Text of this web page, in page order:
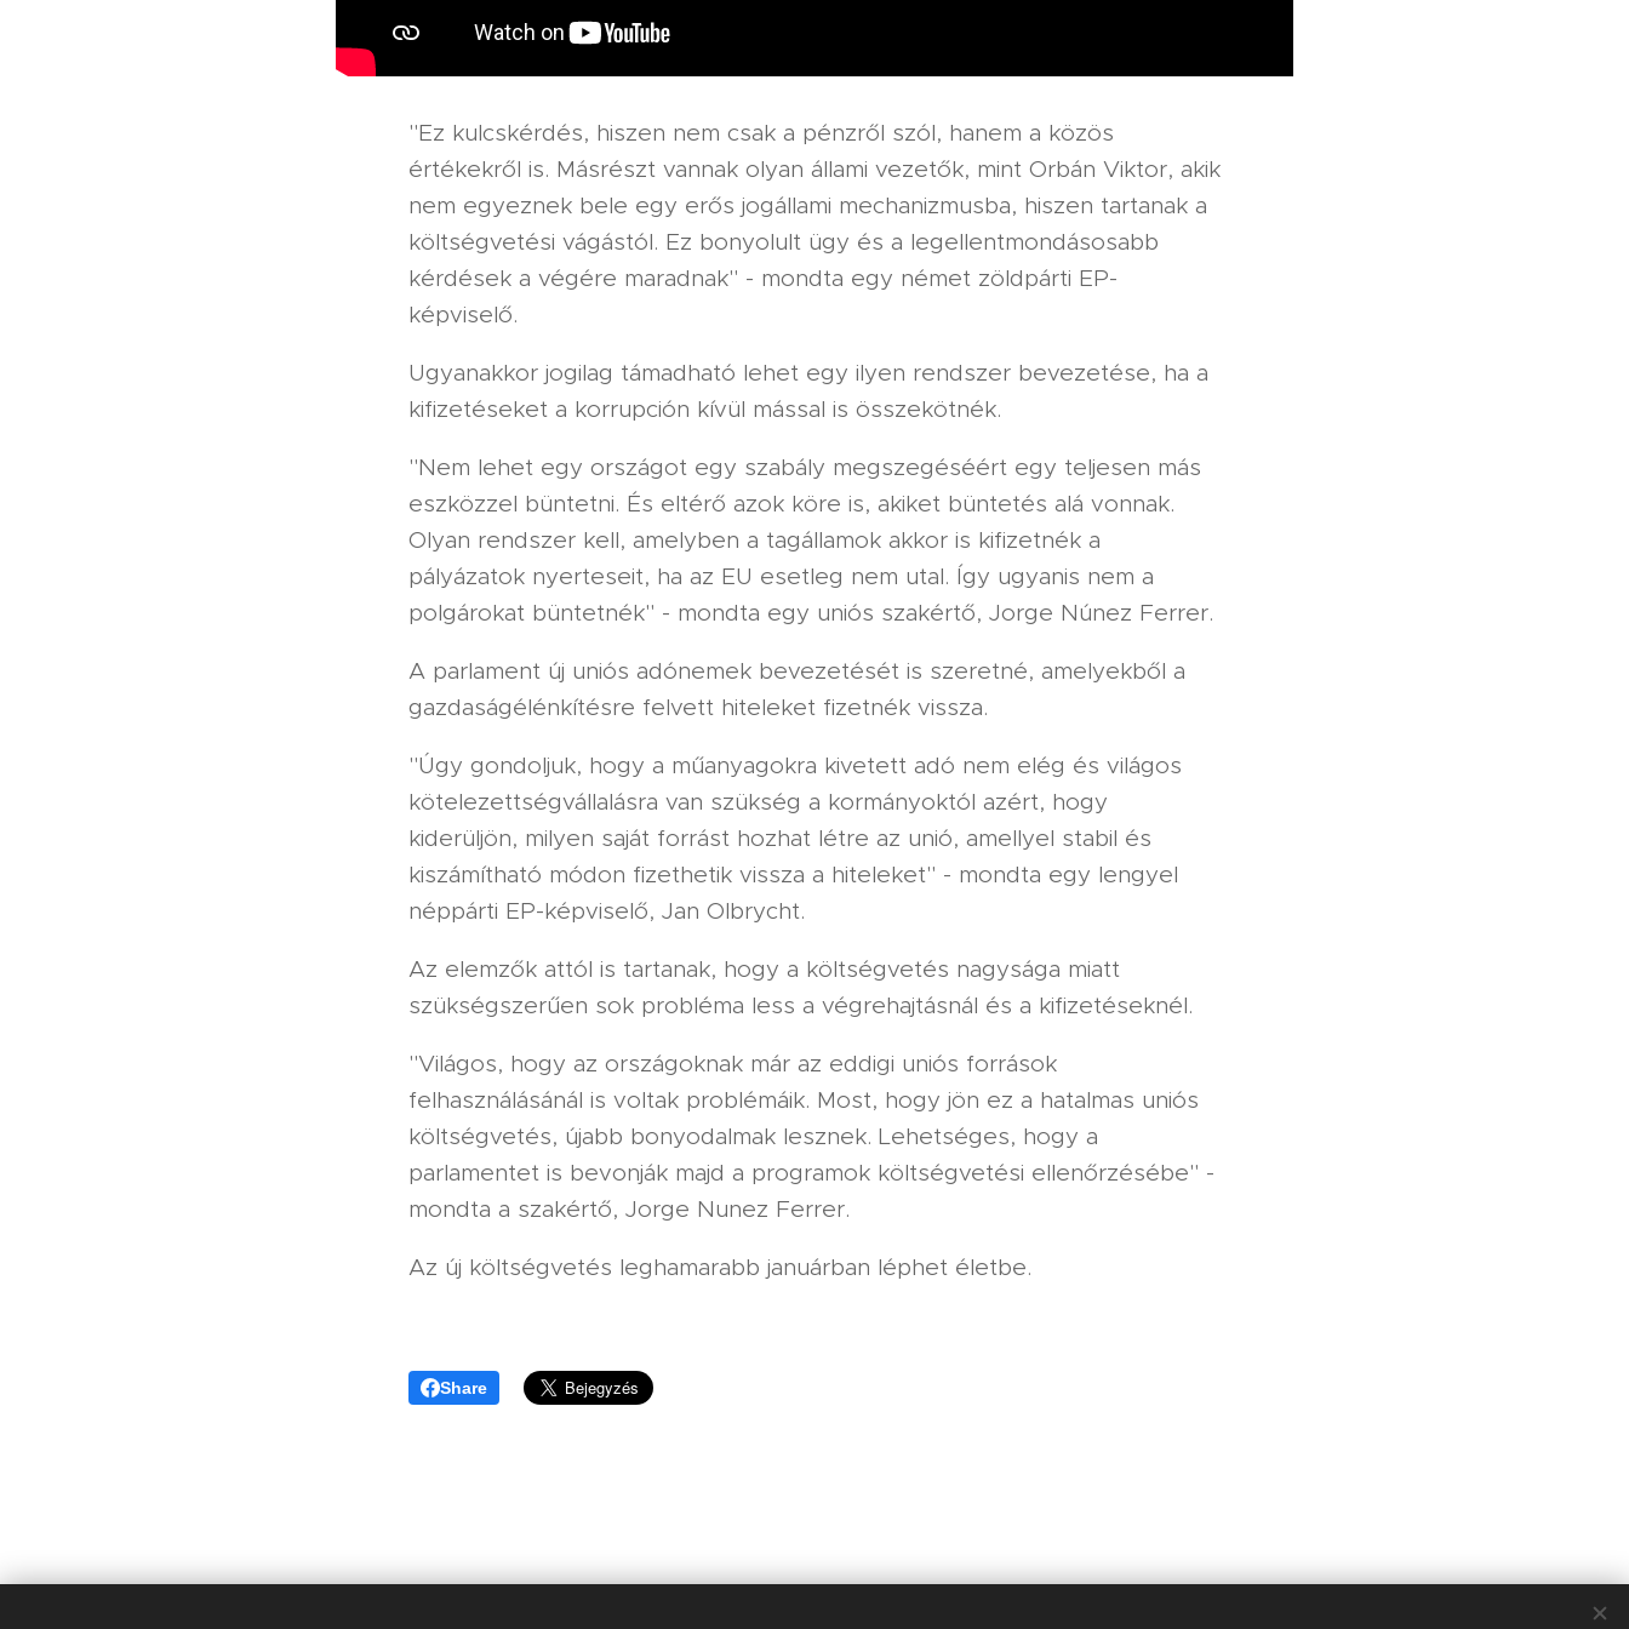
"Ez kulcskérdés, hiszen nem csak a pénzről szól, hanem a közös
értékekről is. Másrészt vannak olyan állami vezetők, mint Orbán Viktor, akik
nem egyeznek bele egy erős jogállami mechanizmusba, hiszen tartanak a
költségvetési vágástól. Ez bonyolult ügy és a legellentmondásosabb
kérdések a végére maradnak" - mondta egy német zöldpárti EP-
képviselő.
Ugyanakkor jogilag támadható lehet egy ilyen rendszer bevezetése, ha a
kifizetéseket a korrupción kívül mással is összekötnék.
"Nem lehet egy országot egy szabály megszegéséért egy teljesen más
eszközzel büntetni. És eltérő azok köre is, akiket büntetés alá vonnak.
Olyan rendszer kell, amelyben a tagállamok akkor is kifizetnék a
pályázatok nyerteseit, ha az EU esetleg nem utal. Így ugyanis nem a
polgárokat büntetnék" - mondta egy uniós szakértő, Jorge Núnez Ferrer.
A parlament új uniós adónemek bevezetését is szeretné, amelyekből a
gazdaságélénkítésre felvett hiteleket fizetnék vissza.
"Úgy gondoljuk, hogy a műanyagokra kivetett adó nem elég és világos
kötelezettségvállalásra van szükség a kormányoktól azért, hogy
kiderüljön, milyen saját forrást hozhat létre az unió, amellyel stabil és
kiszámítható módon fizethetik vissza a hiteleket" - mondta egy lengyel
néppárti EP-képviselő, Jan Olbrycht.
Az elemzők attól is tartanak, hogy a költségvetés nagysága miatt
szükségszerűen sok probléma less a végrehajtásnál és a kifizetéseknél.
"Világos, hogy az országoknak már az eddigi uniós források
felhasználásánál is voltak problémáik. Most, hogy jön ez a hatalmas uniós
költségvetés, újabb bonyodalmak lesznek. Lehetséges, hogy a
parlamentet is bevonják majd a programok költségvetési ellenőrzésébe" -
mondta a szakértő, Jorge Nunez Ferrer.
Az új költségvetés leghamarabb januárban léphet életbe.
Share